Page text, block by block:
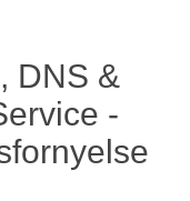
DNS &
-